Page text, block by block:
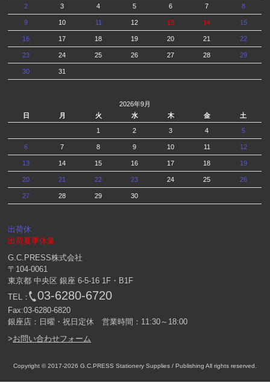
2 3 4 5 6 7 8
9 10 11 12 13 14 15
16 17 18 19 20 21 22
23 24 25 26 27 28 29
30 31
2026年9月
日
月 火 水 木 金 土
1 2 3 4 5
6 7 8 9 10 11 12
13 14 15 16 17 18 19
20 21 22 23 24 25 26
27 28 29 30
出荷休
出荷夏季休業
G.C.PRESS株式会社
〒104-0061
東京都 中央区 銀座 6-5-16 1F・B1F
TEL：
03-6280-6720
Fax:03-6280-6820
銀座店：日曜・祝日定休 営業時間：11:30～18:00
>お問い合わせフォーム
Copyright © 2017-2026 G.C.PRESS Stationery Supplies / Publishing All rights reserved.